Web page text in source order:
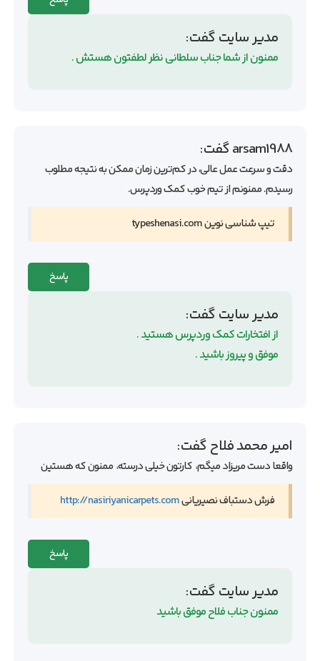
مدیر سایتگفت:
ممنون از شما جناب سلطانی نظر لطفتون هستش .
arsam1988گفت:
دقت و سرعت عمل عالی، در کم‌ترین زمان ممکن به نتیجه مطلوب
رسیدم. ممنونم از تیم خوب کمک وردپرس.
تیپ شناسی نوین typeshenasi.com
پاسخ
مدیر سایتگفت:
از افتخارات کمک وردپرس هستید .
موفق و پیروز باشید .
امیر محمد فلاحگفت:
واقعا دست مریزاد میگم، کارتون خیلی درسته، ممنون که هستین
فرش دستباف نصیریانیhttp://nasiriyanicarpets.com
پاسخ
مدیر سایتگفت:
ممنون جناب فلاح موفق باشید